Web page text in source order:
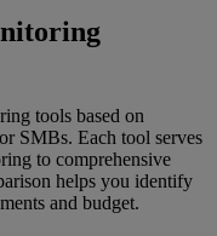
tools based on
SMBs. Each tool serves
to comprehensive
helps you identify
and budget.